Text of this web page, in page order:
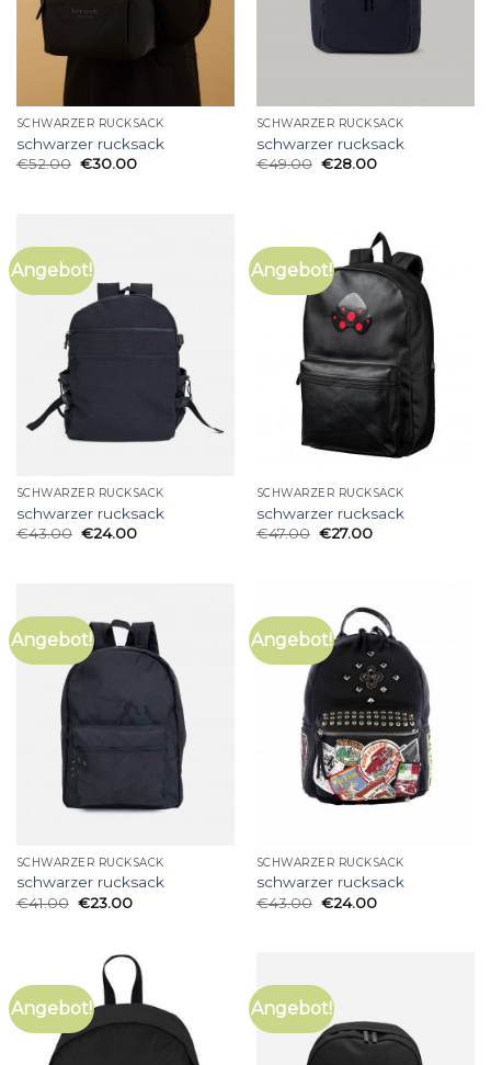
SCHWARZER RUCKSACK
schwarzer rucksack
€52.00 €30.00
SCHWARZER RUCKSACK
schwarzer rucksack
€49.00 €28.00
Angebot!
SCHWARZER RUCKSACK
schwarzer rucksack
€43.00 €24.00
Angebot!
SCHWARZER RUCKSACK
schwarzer rucksack
€47.00 €27.00
Angebot!
SCHWARZER RUCKSACK
schwarzer rucksack
€41.00 €23.00
Angebot!
SCHWARZER RUCKSACK
schwarzer rucksack
€43.00 €24.00
Angebot! Angebot!